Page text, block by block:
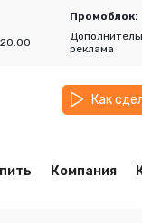
Промоблок:
реклама
Как
Компания